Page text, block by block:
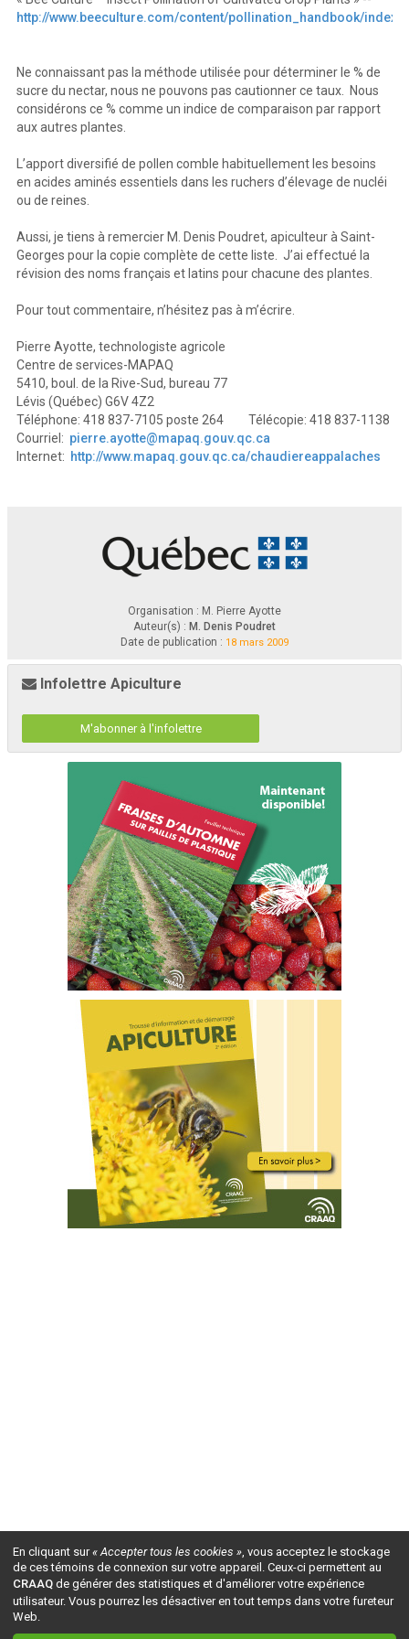
Berbéris sps
Berberis sps Générale Oui Oui 45.0 Sec Mai Légèrement ambré
Épine vinette
Légèrement ambré
Symphoricarpe
28.6 Frais Juin - août
Blanc
Rosiers
Rosa sps Générale Oui Oui Sec Juin - août
Légèrement ambré
Fuchsia sps
Occasionnelle Oui ---- Frais Avril - mai
Blanc
Pisum sps Abondante Annuelle Oui ---- 51.0 Juin - juillet
Blanc transparent
Haricots
Phaseolus Abondante Annuelle Oui Frais Juin - juillet
Blanc
Brassica sps
Abondante Ann-bis-vivace Oui Oui 40.50 Frais Mai - octobre Légèrement ambré
Moutarde
L. usitatissimum
Asperge
Asparagus Restreinte Vivace Oui Oui Frais Juin - juillet
Blanc
Fèves
V. faba Abondante Annuelle Oui ---- Frais Juin - juillet
Blanc
Annuelle Oui
Framboisier
Rubus sps 34.0
Fraisier
Fragaria sps Abondante Vivace Oui Oui Sec Juillet- août
Blanc
Sauge
Salvia                  sps Rare Annuelle-vivace Oui Oui 44.0 Frais Juillet-septembre Ambré
http://www.beeculture.com/content/pollination_handbook/
Ne connaissant pas la méthode utilisée pour déterminer le % de
sucre du nectar, nous ne pouvons pas cautionner ce taux. Nous
considérons ce % comme un indice de comparaison par rapport
aux autres plantes.
L’apport diversifié de pollen comble habituellement les besoins
en acides aminés essentiels dans les ruchers d’élevage de nucléi
ou de reines.
Aussi, je tiens à remercier M. Denis Poudret, apiculteur à Saint-
Georges pour la copie complète de cette liste. J’ai effectué la
révision des noms français et latins pour chacune des plantes.
Pour tout commentaire, n’hésitez pas à m’écrire.
Pierre Ayotte, technologiste agricole
Centre de services-MAPAQ
5410, boul. de la Rive-Sud, bureau 77
Lévis (Québec) G6V 4Z2
Téléphone: 418 837-7105 poste 264 Télécopie: 418 837-1138
Courriel: pierre.ayotte@mapaq.gouv.qc.ca
Internet: http://www.mapaq.gouv.qc.ca/chaudiereappalaches
Organisation : M. Pierre Ayotte
Auteur(s) : M. Denis Poudret
Date de publication : 18 mars 2009
Infolettre Apiculture
M'abonner à l'infolettre
En cliquant sur« Accepter tous les cookies », vous acceptez le stockage
de ces témoins de connexion sur votre appareil. Ceux-ci permettent au
CRAAQ de générer des statistiques et d'améliorer votre expérience
utilisateur. Vous pourrez les désactiver en tout temps dans votre fureteur
Web.